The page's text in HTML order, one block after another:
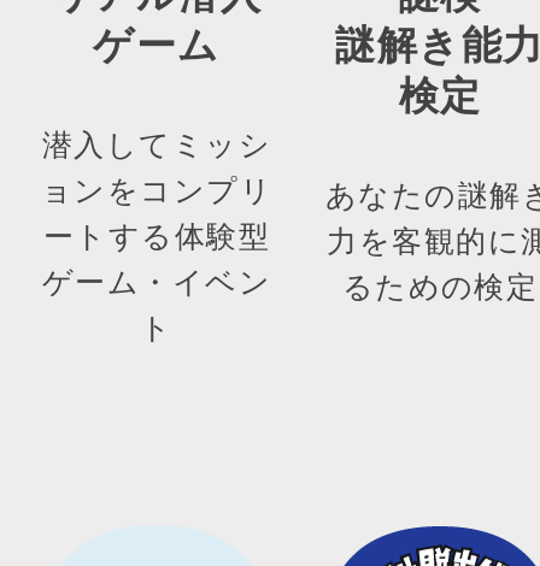
ゲーム
潜入してミッシ
ョンをコンプリ
ートする体験型
ゲーム・イベン
ト
謎解き能
検定
あなたの謎解
力を客観的に
るための検定